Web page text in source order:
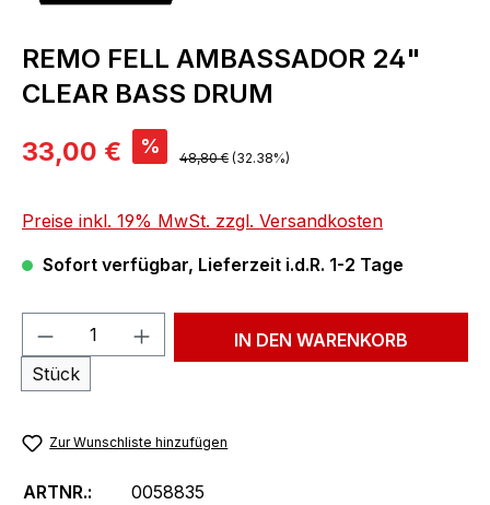
REMO FELL AMBASSADOR 24"
CLEAR BASS DRUM
Verkaufspreis:
33,00 € % Regulärer Preis:
48,80 € (32.38%)
Preise inkl. 19% MwSt. zzgl. Versandkosten
Sofort verfügbar, Lieferzeit i.d.R. 1-2 Tage
Produkt Anzahl: Gib den
Stück
IN DEN WARENKORB
Zur Wunschliste hinzufügen
ARTNR.:
0058835